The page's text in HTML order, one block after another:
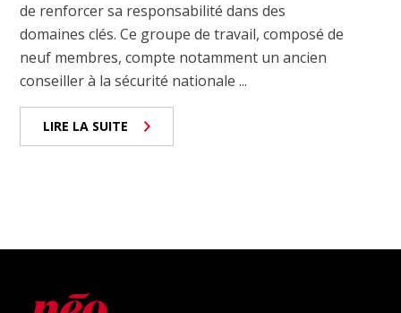
de renforcer sa responsabilité dans des
domaines clés. Ce groupe de travail, composé de
neuf membres, compte notamment un ancien
conseiller à la sécurité nationale ...
LIRE LA SUITE